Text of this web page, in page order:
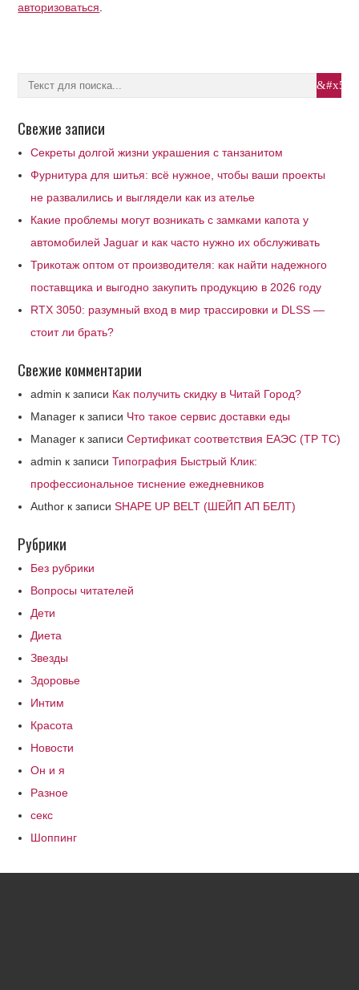
авторизоваться
Свежие записи
Секреты долгой жизни украшения с танзанитом
Фурнитура для шитья: всё нужное, чтобы ваши проекты
не развалились и выглядели как из ателье
Какие проблемы могут возникать с замками капота у
автомобилей Jaguar и как часто нужно их обслуживать
Трикотаж оптом от производителя: как найти надежного
поставщика и выгодно закупить продукцию в 2026 году
RTX 3050: разумный вход в мир трассировки и DLSS —
стоит ли брать?
Свежие комментарии
admin к записи Как получить скидку в Читай Город?
Manager к записи Что такое сервис доставки еды
Manager к записиСертификат соответствия ЕАЭС (ТР ТС)
admin к записиТипография Быстрый Клик:
профессиональное тиснение ежедневников
Author к записиSHAPE UP BELT (ШЕЙП АП БЕЛТ)
Рубрики
Без рубрики
Вопросы читателей
Дети
Диета
Звезды
Здоровье
Интим
Красота
Новости
Он и я
Разное
секс
Шоппинг